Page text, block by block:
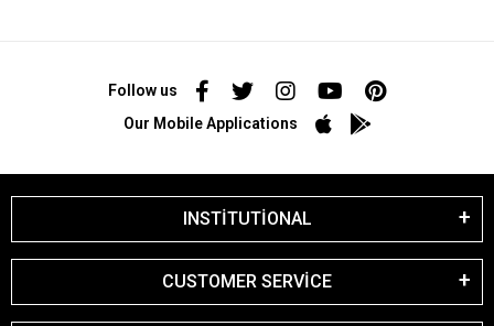
Follow us
Our Mobile Applications
INSTİTUTİONAL
CUSTOMER SERVİCE